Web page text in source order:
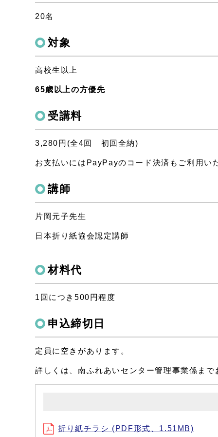
20名
対象
高校生以上
65歳以上の方優先
受講料
3,280円(全4回 初回全納)
お支払いにはPayPayのコード決済もご利用い
講師
片岡元子先生
日本折り紙協会認定講師
材料代
1回につき500円程度
申込締切日
定員に空きがあります。
詳しくは、南ふれあいセンター管理事業係まで
折り紙チラシ (PDF形式、1.51MB)